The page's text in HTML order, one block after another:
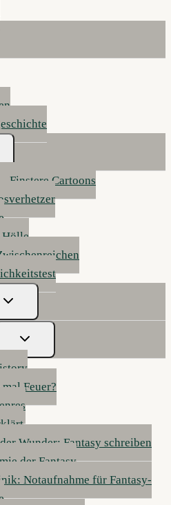
Finstere Cartoons
Hölle
Untermenü
Umschalten
Untermenü
Umschalten
Feuer?
Wunder: Fantasy schreiben
der Fantasy
Notaufnahme für Fantasy-